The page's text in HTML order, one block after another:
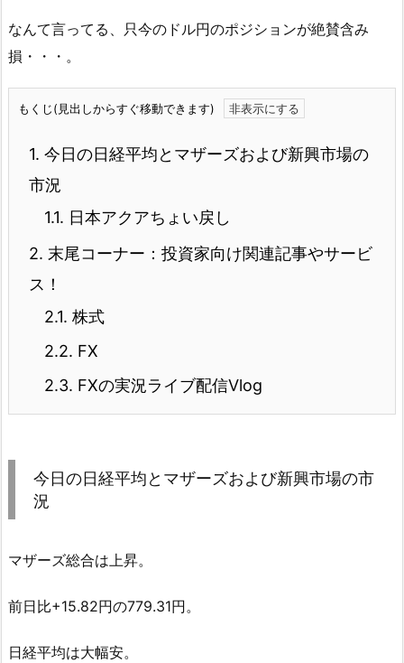
なんて言ってる、只今のドル円のポジションが絶賛含み
損・・・。
もくじ(見出しからすぐ移動できます)
1. 今日の日経平均とマザーズおよび新興市場の
市況
1.1. 日本アクアちょい戻し
2. 末尾コーナー：投資家向け関連記事やサービ
ス！
2.1. 株式
2.2. FX
2.3. FXの実況ライブ配信Vlog
今日の日経平均とマザーズおよび新興市場の市
況
マザーズ総合は上昇。
前日比+15.82円の779.31円。
日経平均は大幅安。